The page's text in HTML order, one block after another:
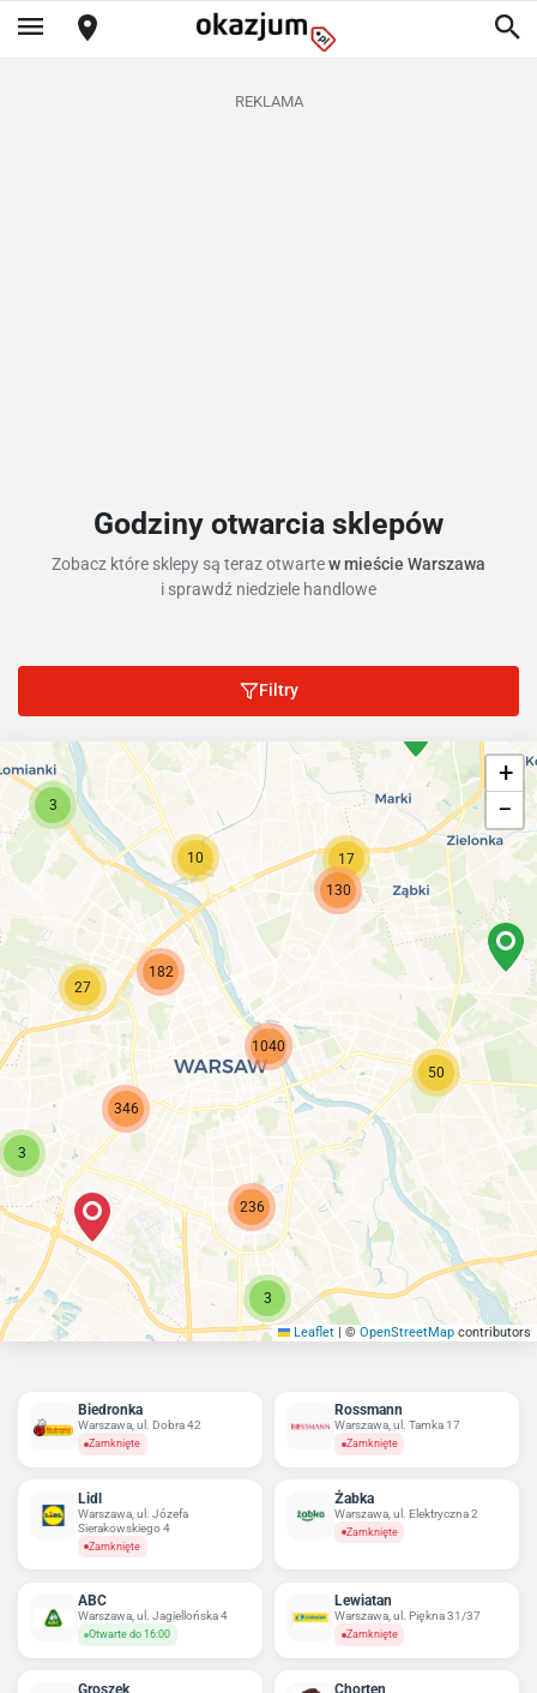
REKLAMA
Godziny otwarcia sklepów
Zobacz które sklepy są teraz otwartew mieście Warszawa
i sprawdź niedziele handlowe
Filtry
50
1040
182
130
236
17
346
27
10
3
3
3
+
−
Leaflet | © OpenStreetMap contributors
Biedronka
Warszawa, ul. Dobra 42
Zamknięte
Rossmann
Warszawa, ul. Tamka 17
Zamknięte
Lidl
Warszawa, ul. Józefa
Sierakowskiego 4
Zamknięte
Żabka
Warszawa, ul. Elektryczna 2
Zamknięte
ABC
Warszawa, ul. Jagiellońska 4
Otwarte do 16:00
Lewiatan
Warszawa, ul. Piękna 31/37
Zamknięte
Groszek Chorten